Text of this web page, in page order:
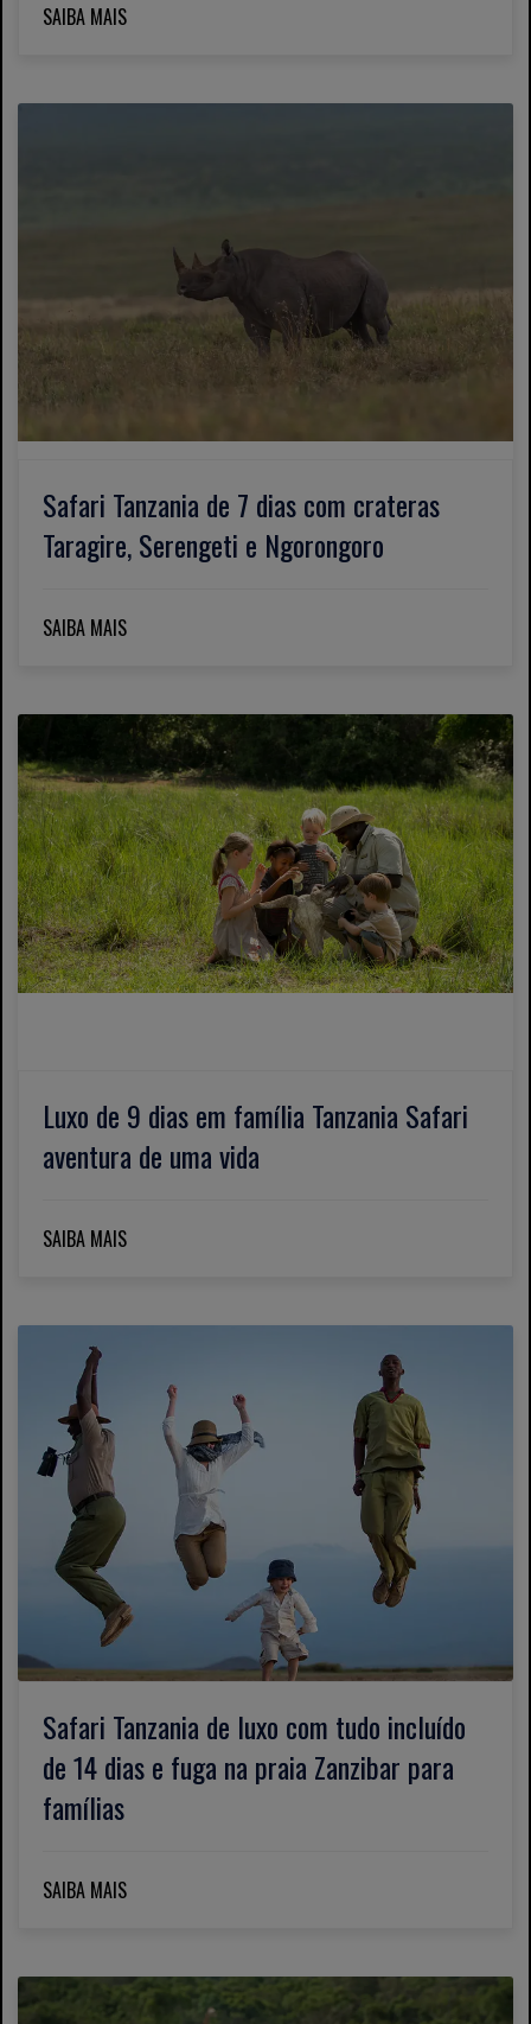
SAIBA MAIS
Safari Tanzania de 7 dias com crateras
Taragire, Serengeti e Ngorongoro
SAIBA MAIS
Luxo de 9 dias em família Tanzania Safari
aventura de uma vida
SAIBA MAIS
Safari Tanzania de luxo com tudo incluído
de 14 dias e fuga na praia Zanzibar para
famílias
SAIBA MAIS